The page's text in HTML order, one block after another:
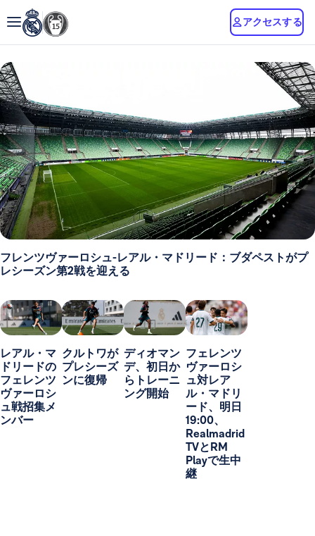
アクセスする
フレンツヴァーロシュ-レアル・マドリード：ブダペストがプ
レシーズン第2戦を迎える
レアル・マ
ドリードの
フェレンツ
ヴァーロシ
ュ戦招集メ
ンバー
クルトワが
プレシーズ
ンに復帰
ディオマン
デ、初日か
らトレーニ
ング開始
フェレンツ
ヴァーロシ
ュ対レア
ル・マドリ
ード、明日
19:00、
Realmadrid
TVとRM
Playで生中
継